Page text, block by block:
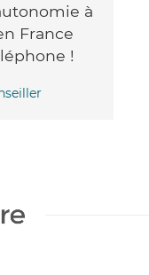
à
France
!